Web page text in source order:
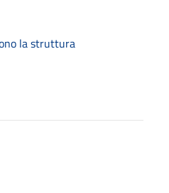
la struttura